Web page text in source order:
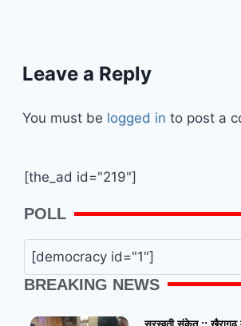
Leave a Reply
You must be logged in to post a
[the_ad id="219"]
POLL
[democracy id="1"]
BREAKING NEWS